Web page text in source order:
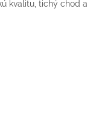
kvalitu, tichý chod a